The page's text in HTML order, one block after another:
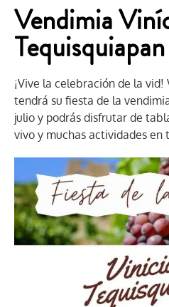
Vendimia
Tequisquiapan
¡Vive la celebración de la vid!
tendrá su fiesta de la
julio y podrás disfrutar de
vivo y muchas actividades en